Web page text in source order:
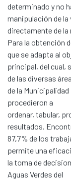
determinado y no
manipulación de la
directamente de la
Para la obtención
que se adapta al
principal, del cual,
de las diversas
de la
procedieron a
ordenar, tabular,
resultados.
87,7% de los
permite una
la toma de
Aguas Verdes del